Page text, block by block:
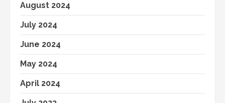
August 2024
July 2024
June 2024
May 2024
April 2024